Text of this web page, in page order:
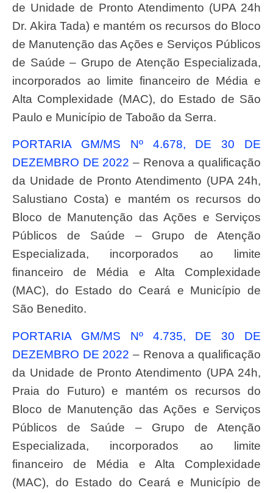
de Unidade de Pronto Atendimento (UPA 24h
Dr. Akira Tada) e mantém os recursos do Bloco
de Manutenção das Ações e Serviços Públicos
de Saúde – Grupo de Atenção Especializada,
incorporados ao limite financeiro de Média e
Alta Complexidade (MAC), do Estado de São
Paulo e Município de Taboão da Serra.
PORTARIA GM/MS Nº 4.678, DE 30 DE
DEZEMBRO DE 2022 – Renova a qualificação
da Unidade de Pronto Atendimento (UPA 24h,
Salustiano Costa) e mantém os recursos do
Bloco de Manutenção das Ações e Serviços
Públicos de Saúde – Grupo de Atenção
Especializada, incorporados ao limite
financeiro de Média e Alta Complexidade
(MAC), do Estado do Ceará e Município de
São Benedito.
PORTARIA GM/MS Nº 4.735, DE 30 DE
DEZEMBRO DE 2022 – Renova a qualificação
da Unidade de Pronto Atendimento (UPA 24h,
Praia do Futuro) e mantém os recursos do
Bloco de Manutenção das Ações e Serviços
Públicos de Saúde – Grupo de Atenção
Especializada, incorporados ao limite
financeiro de Média e Alta Complexidade
(MAC), do Estado do Ceará e Município de